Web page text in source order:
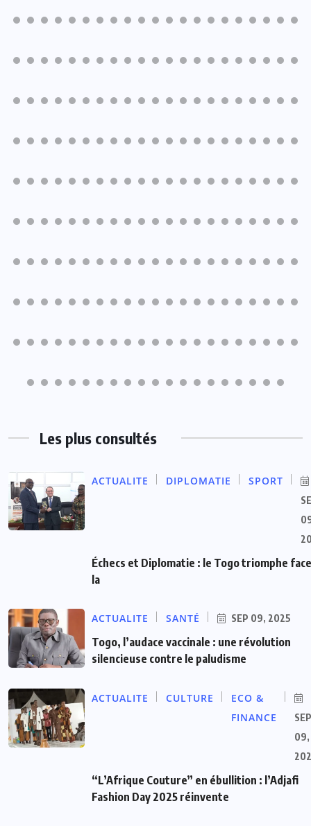
Les plus consultés
ACTUALITE DIPLOMATIE SPORT
Échecs et Diplomatie : le Togo triomphe
la
ACTUALITE SANTÉ SEP 09, 2025
Togo, l’audace vaccinale : une révolution
silencieuse contre le paludisme
ACTUALITE CULTURE
ECO &
FINANCE
SEP
09,
“L’Afrique Couture” en ébullition : l’Adjafi
Fashion Day 2025 réinvente